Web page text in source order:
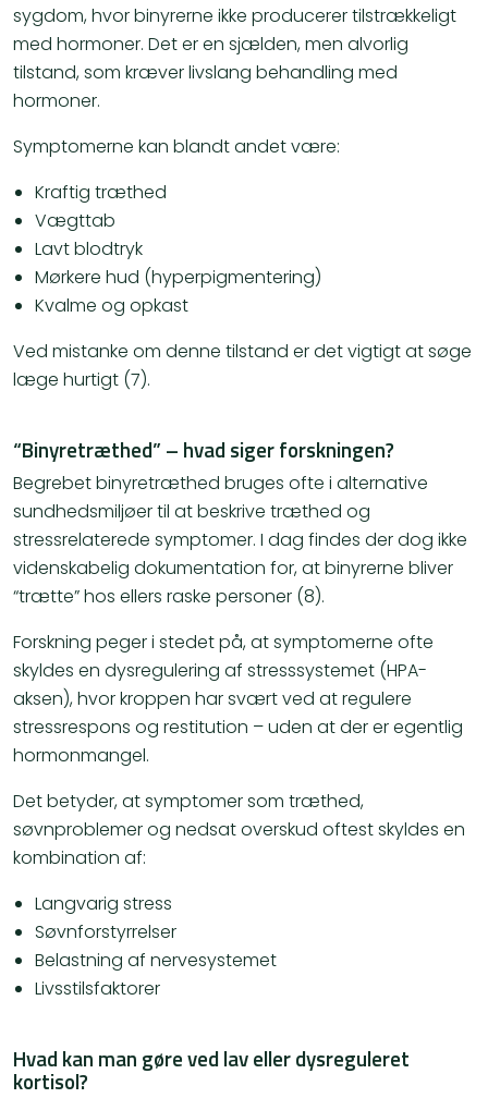
sygdom, hvor binyrerne ikke producerer tilstrækkeligt
med hormoner. Det er en sjælden, men alvorlig
tilstand, som kræver livslang behandling med
hormoner.
Symptomerne kan blandt andet være:
Kraftig træthed
Vægttab
Lavt blodtryk
Mørkere hud (hyperpigmentering)
Kvalme og opkast
Ved mistanke om denne tilstand er det vigtigt at søge
læge hurtigt (7).
“Binyretræthed” – hvad siger forskningen?
Begrebet binyretræthed bruges ofte i alternative
sundhedsmiljøer til at beskrive træthed og
stressrelaterede symptomer. I dag findes der dog ikke
videnskabelig dokumentation for, at binyrerne bliver
“trætte” hos ellers raske personer (8).
Forskning peger i stedet på, at symptomerne ofte
skyldes en dysregulering af stresssystemet (HPA-
aksen), hvor kroppen har svært ved at regulere
stressrespons og restitution – uden at der er egentlig
hormonmangel.
Det betyder, at symptomer som træthed,
søvnproblemer og nedsat overskud oftest skyldes en
kombination af:
Langvarig stress
Søvnforstyrrelser
Belastning af nervesystemet
Livsstilsfaktorer
Hvad kan man gøre ved lav eller dysreguleret
kortisol?